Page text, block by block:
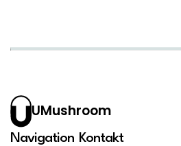
UMushroom
Navigation Kontakt